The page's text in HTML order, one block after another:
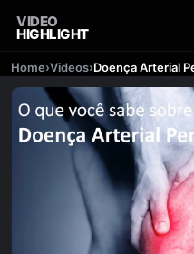
VIDEO
HIGHLIGHT
Home›Videos›